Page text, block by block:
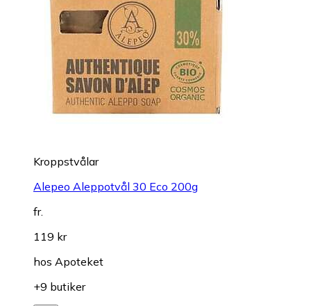
Kroppstvålar
Alepeo Aleppotvål 30 Eco 200g
fr.
119 kr
hos Apoteket
+9 butiker